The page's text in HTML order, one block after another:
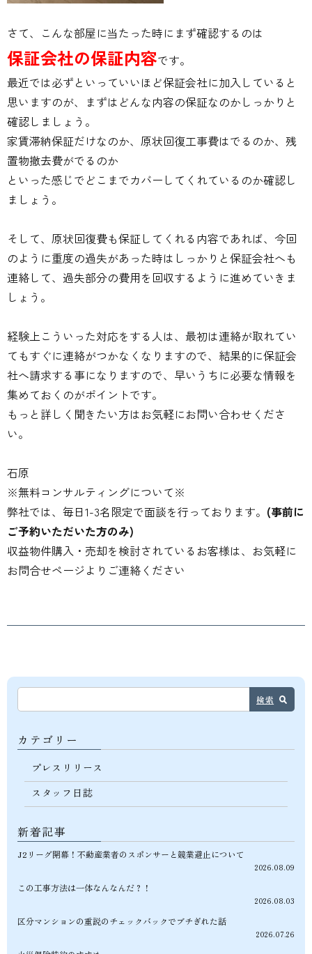
さて、こんな部屋に当たった時にまず確認するのは
保証会社の保証内容です。
最近では必ずといっていいほど保証会社に加入していると
思いますのが、まずはどんな内容の保証なのかしっかりと
確認しましょう。
家賃滞納保証だけなのか、原状回復工事費はでるのか、残
置物撤去費がでるのか
といった感じでどこまでカバーしてくれているのか確認し
ましょう。
そして、原状回復費も保証してくれる内容であれば、今回
のように重度の過失があった時はしっかりと保証会社へも
連絡して、過失部分の費用を回収するように進めていきま
しょう。
経験上こういった対応をする人は、最初は連絡が取れてい
てもすぐに連絡がつかなくなりますので、結果的に保証会
社へ請求する事になりますので、早いうちに必要な情報を
集めておくのがポイントです。
もっと詳しく聞きたい方はお気軽にお問い合わせくださ
い。
石原
※無料コンサルティングについて※
弊社では、毎日1-3名限定で面談を行っております。 (事前に
ご予約いただいた方のみ)
収益物件購入・売却を検討されているお客様は、お気軽に
お問合せページよりご連絡ください
検索
カテゴリー
プレスリリース
スタッフ日誌
新着記事
J2リーグ開幕！不動産業者のスポンサーと競業避止について
2026.08.09
この工事方法は一体なんなんだ？！
2026.08.03
区分マンションの重説のチェックバックでブチぎれた話
2026.07.26